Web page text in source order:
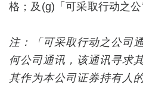
格；及(g)「可采取行动之
注：
「可采取行动之公司
何公司通讯，该通讯寻求
其作为本公司证券持有人